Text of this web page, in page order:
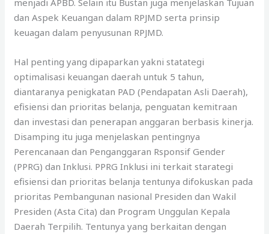
dan Aspek Keuangan dalam RPJMD serta prinsip
keuagan dalam penyusunan RPJMD.
Hal penting yang dipaparkan yakni statategi
optimalisasi keuangan daerah untuk 5 tahun,
diantaranya penigkatan PAD (Pendapatan Asli Daerah),
efisiensi dan prioritas belanja, penguatan kemitraan
dan investasi dan penerapan anggaran berbasis kinerja.
Disamping itu juga menjelaskan pentingnya
Perencanaan dan Penganggaran Rsponsif Gender
(PPRG) dan Inklusi. PPRG Inklusi ini terkait starategi
efisiensi dan prioritas belanja tentunya difokuskan pada
prioritas Pembangunan nasional Presiden dan Wakil
Presiden (Asta Cita) dan Program Unggulan Kepala
Daerah Terpilih. Tentunya yang berkaitan dengan